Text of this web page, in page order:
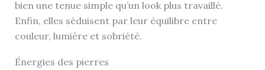
bien une tenue simple qu’un look plus travaillé.
Enfin, elles séduisent par leur équilibre entre
couleur, lumière et sobriété.
Énergies des pierres